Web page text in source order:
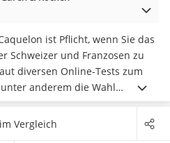
ist Pflicht, wenn Sie das
Schweizer und Franzosen zu
diversen Online-Tests zum
anderem die Wahl
– von
Gusseisen – sowie
im Vergleich